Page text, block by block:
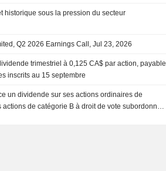
historique sous la pression du secteur
Q2 2026 Earnings Call, Jul 23, 2026
trimestriel à 0,125 CA$ par action, payable
inscrits au 15 septembre
un dividende sur ses actions ordinaires de
de catégorie B à droit de vote subordonné,